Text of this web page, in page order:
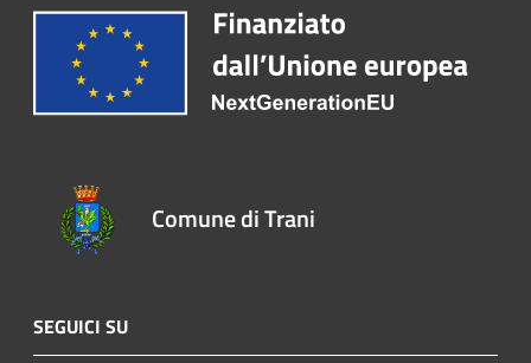
Comune di Trani
SEGUICI SU